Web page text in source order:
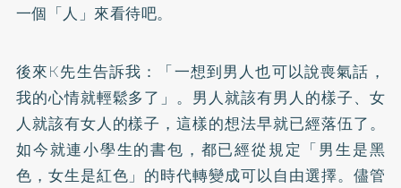
一個「人」來看待吧。
後來K先生告訴我：「一想到男人也可以說喪氣話，
我的心情就輕鬆多了」。男人就該有男人的樣子、女
人就該有女人的樣子，這樣的想法早就已經落伍了。
如今就連小學生的書包，都已經從規定「男生是黑
色，女生是紅色」的時代轉變成可以自由選擇。儘管